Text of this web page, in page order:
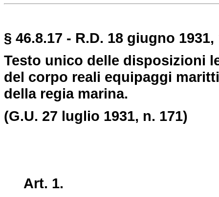
§ 46.8.17 - R.D. 18 giugno
Testo unico delle disposizioni
del corpo reali equipaggi
della regia marina.
(G.U. 27 luglio 1931, n. 171)
Art. 1.